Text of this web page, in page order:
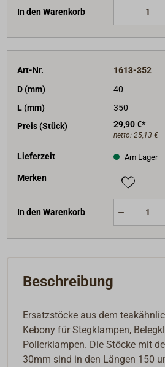
In den Warenkorb
Art-Nr.
1613-352
D (mm)
40
L (mm)
350
Preis (Stück)
29,90 €*
netto: 25,13 €
Lieferzeit Am Lager
Merken
In den Warenkorb
Beschreibung
Ersatzstöcke aus dem
Kebony für Stegklampen,
Pollerklampen. Die Stöcke mit
30mm sind in den Längen 150